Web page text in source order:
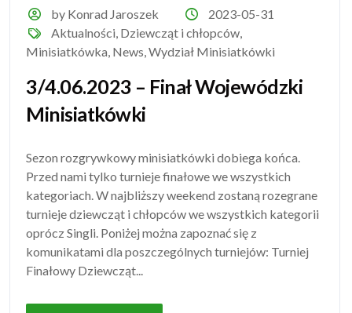
by Konrad Jaroszek
2023-05-31
Aktualności, Dziewcząt i chłopców,
Minisiatkówka, News,Wydział Minisiatkówki
3/4.06.2023 – Finał Wojewódzki
Minisiatkówki
Sezon rozgrywkowy minisiatkówki dobiega końca.
Przed nami tylko turnieje finałowe we wszystkich
kategoriach. W najbliższy weekend zostaną rozegrane
turnieje dziewcząt i chłopców we wszystkich kategorii
oprócz Singli. Poniżej można zapoznać się z
komunikatami dla poszczególnych turniejów: Turniej
Finałowy Dziewcząt...